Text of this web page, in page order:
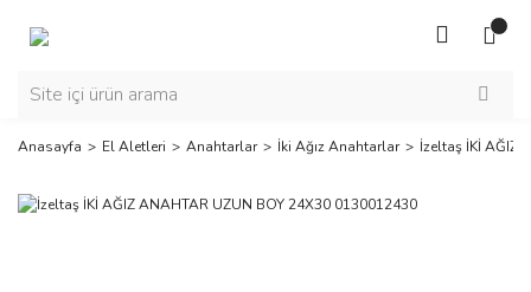
Anasayfa El Aletleri Anahtarlar İki Ağız Anahtarlar İzeltaş İKİ AĞIZ